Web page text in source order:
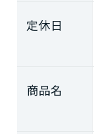
定休日
商品名